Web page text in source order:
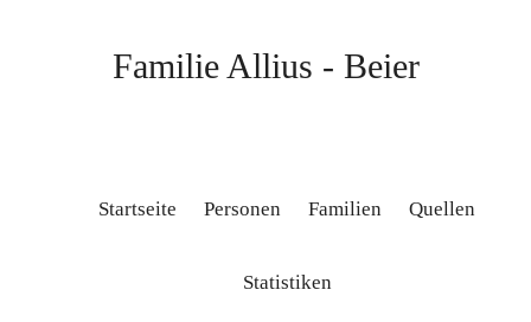
Familie Allius - Beier
Startseite Personen Familien Quellen
Statistiken